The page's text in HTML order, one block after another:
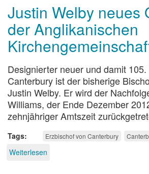
Koch
neuer
Bischof
im
Bistum
Dresden-
Meissen
Justin Welby neues
der Anglikanischen
Designierter neuer und damit
Canterbury ist der bisherige
Justin Welby. Er wird der
Williams, der Ende Dezember
zehnjähriger Amtszeit
Tags Erzbischof von Canterbury
Weiterlesen